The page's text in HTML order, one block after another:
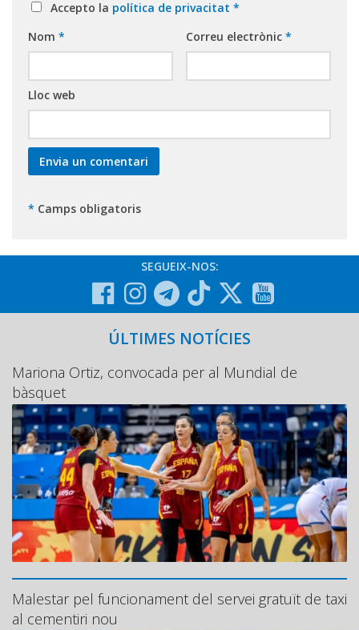
Accepto la política de privacitat *
Nom * Correu electrònic *
Lloc web
* Camps obligatoris
SEGUEIX-NOS:
ÚLTIMES NOTÍCIES
Mariona Ortiz, convocada per al Mundial de
bàsquet
Malestar pel funcionament del servei gratuït de taxi
al cementiri nou